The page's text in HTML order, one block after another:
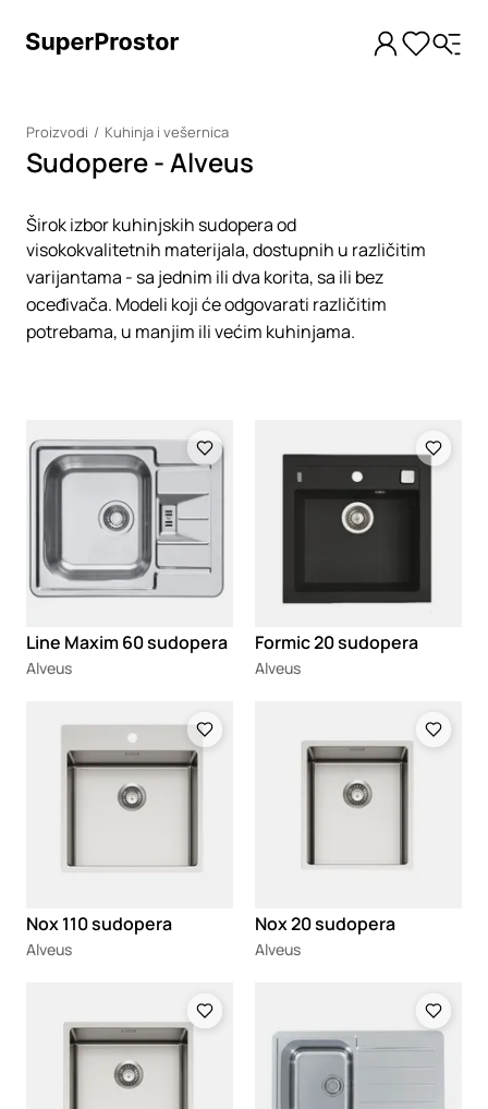
Proizvodi Kuhinja i vešernica
Sudopere - Alveus
Širok izbor kuhinjskih sudopera od
visokokvalitetnih materijala, dostupnih u različitim
varijantama - sa jednim ili dva korita, sa ili bez
oceđivača. Modeli koji će odgovarati različitim
potrebama, u manjim ili većim kuhinjama.
Line Maxim 60 sudopera
Alveus
Formic 20 sudopera
Alveus
Nox 110 sudopera
Alveus
Nox 20 sudopera
Alveus